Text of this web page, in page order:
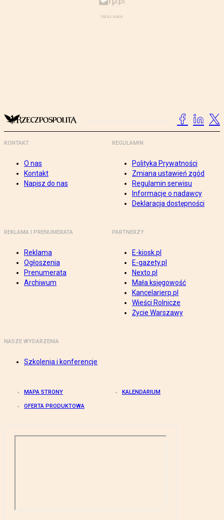
KONTAKT
O nas
Kontakt
Napisz do nas
REGULAMIN
Polityka Prywatności
Zmiana ustawień zgód
Regulamin serwisu
Informacje o nadawcy
Deklaracja dostępności
REKLAMA I PRENUMERATA
Reklama
Ogłoszenia
Prenumerata
Archiwum
PARTNERZY
E-kiosk.pl
E-gazety.pl
Nexto.pl
Mała księgowość
Kancelarierp.pl
Wieści Rolnicze
Życie Warszawy
NASZE WYDARZENIA
Szkolenia i konferencje
MAPA STRONY KALENDARIUM
OFERTA PRODUKTOWA